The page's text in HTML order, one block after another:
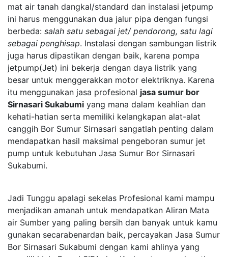
mat air tanah dangkal/standard dan instalasi jetpump
ini harus menggunakan dua jalur pipa dengan fungsi
berbeda: salah satu sebagai jet/ pendorong, satu lagi
sebagai penghisap. Instalasi dengan sambungan listrik
juga harus dipastikan dengan baik, karena pompa
jetpump(Jet) ini bekerja dengan daya listrik yang
besar untuk menggerakkan motor elektriknya. Karena
itu menggunakan jasa profesional jasa sumur bor
Sirnasari Sukabumi yang mana dalam keahlian dan
kehati-hatian serta memiliki kelangkapan alat-alat
canggih Bor Sumur Sirnasari sangatlah penting dalam
mendapatkan hasil maksimal pengeboran sumur jet
pump untuk kebutuhan Jasa Sumur Bor Sirnasari
Sukabumi.
Jadi Tunggu apalagi sekelas Profesional kami mampu
menjadikan amanah untuk mendapatkan Aliran Mata
air Sumber yang paling bersih dan banyak untuk kamu
gunakan secarabenardan baik, percayakan Jasa Sumur
Bor Sirnasari Sukabumi dengan kami ahlinya yang